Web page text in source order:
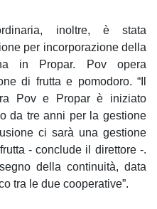
inoltre, è stata
per incorporazione della
in Propar. Pov opera
di frutta e pomodoro. “Il
Pov e Propar è iniziato
da tre anni per la gestione
ci sarà una gestione
- conclude il direttore -.
della continuità, data
tra le due cooperative”.